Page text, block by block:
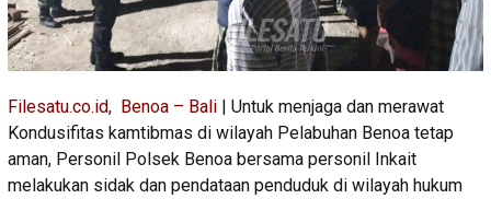
Filesatu.co.id, Benoa – Bali | Untuk menjaga dan merawat
Kondusifitas kamtibmas di wilayah Pelabuhan Benoa tetap
aman, Personil Polsek Benoa bersama personil Inkait
melakukan sidak dan pendataan penduduk di wilayah hukum